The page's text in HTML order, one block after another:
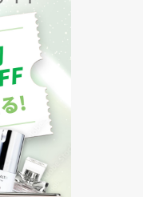
級猪毛ハン